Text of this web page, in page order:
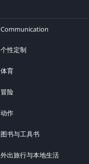
Communication
个性定制
体育
冒险
动作
图书与工具书
外出旅行与本地生活